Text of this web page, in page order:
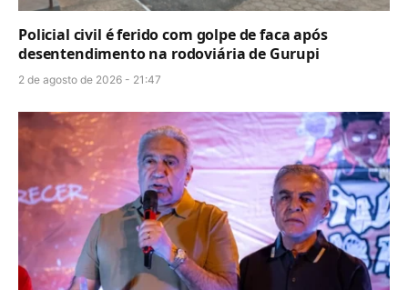
Policial civil é ferido com golpe de faca após
desentendimento na rodoviária de Gurupi
2 de agosto de 2026 - 21:47